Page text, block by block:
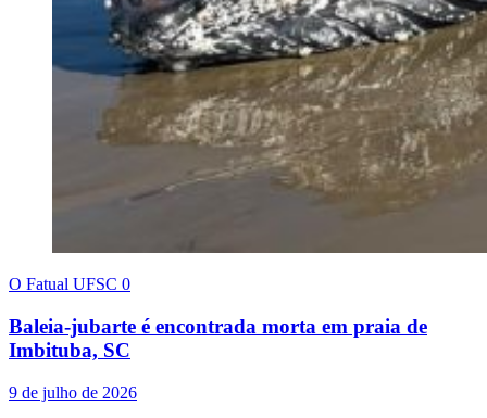
O Fatual UFSC 0
Baleia-jubarte é encontrada morta em praia de
Imbituba, SC
9 de julho de 2026